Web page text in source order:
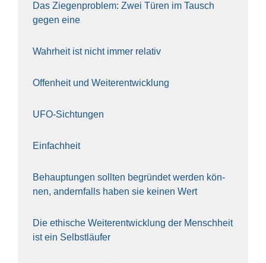
Das Zie­gen­pro­blem: Zwei Türen im Tausch
gegen eine
Wahr­heit ist nicht immer rela­tiv
Offen­heit und Wei­ter­ent­wick­lung
UFO-Sich­tun­gen
Ein­fach­heit
Behaup­tun­gen soll­ten begrün­det wer­den kön­
nen, andern­falls haben sie kei­nen Wert
Die ethi­sche Wei­ter­ent­wick­lung der Mensch­heit
ist ein Selbst­läu­fer